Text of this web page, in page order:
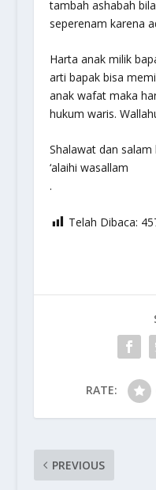
tambah ashabah
seperenam karena
Harta anak milik
arti bapak bisa
anak wafat maka
hukum waris.
Shalawat dan salam
‘alaihi wasallam
.
Telah Dibaca:
RATE:
PREVIOUS